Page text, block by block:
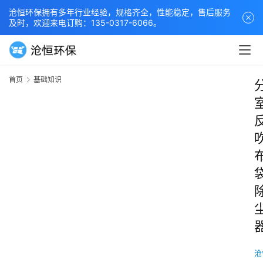
沧恒环保拥有多年行业经验，规格齐全，性能稳定，售后服务
及时，欢迎来电订购：135-0317-6066。
首页 基础知识